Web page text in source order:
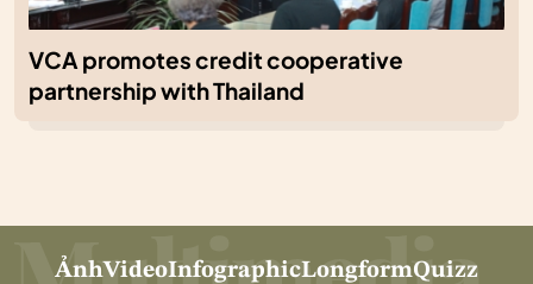
VCA promotes credit cooperative
partnership with Thailand
ẢnhVideoInfographicLongformQuizz